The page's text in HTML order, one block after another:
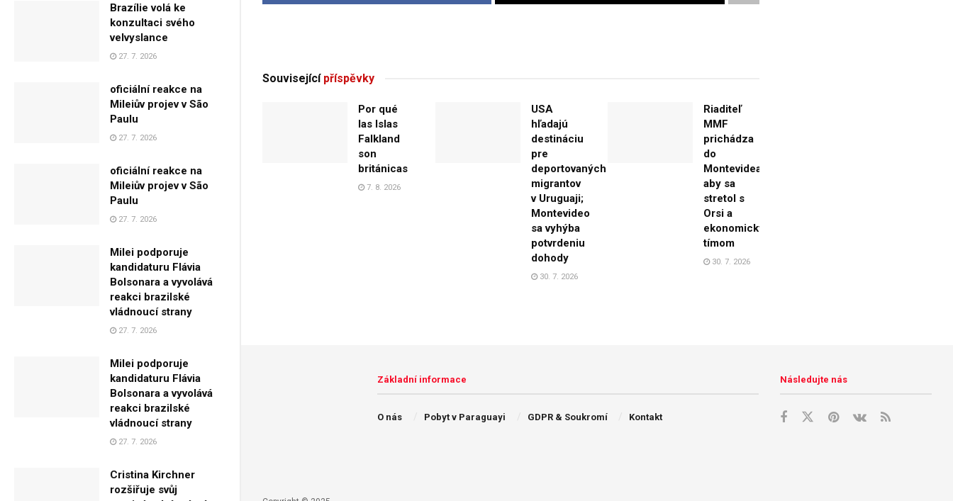
Brazílie volá ke
konzultaci svého
velvyslance
27. 7. 2026
oficiální reakce na
Mileiův projev v São
Paulu
27. 7. 2026
oficiální reakce na
Mileiův projev v São
Paulu
27. 7. 2026
Milei podporuje
kandidaturu Flávia
Bolsonara a vyvolává
reakci brazilské
vládnoucí strany
27. 7. 2026
Milei podporuje
kandidaturu Flávia
Bolsonara a vyvolává
reakci brazilské
vládnoucí strany
27. 7. 2026
Cristina Kirchner
rozšiřuje svůj
Souvisejícípříspěvky
Por qué
las Islas
Falkland
son
británicas
7. 8. 2026
USA
hľadajú
destináciu
pre
deportovaných
migrantov
v Uruguaji;
Montevideo
sa vyhýba
potvrdeniu
dohody
30. 7. 2026
Riaditeľ
MMF
prichádza
do
Montevidea,
aby sa
stretol s
Orsi a
ekonomickým
tímom
30. 7. 2026
Základní informace
O nás Pobyt v Paraguayi GDPR & Soukromí Kontakt
Následujte nás